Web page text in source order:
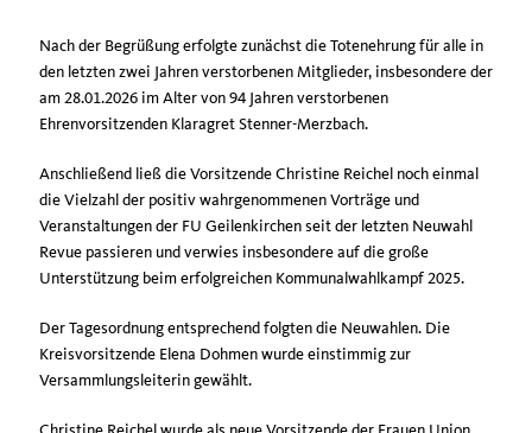
Nach der Begrüßung erfolgte zunächst die Totenehrung für alle in
den letzten zwei Jahren verstorbenen Mitglieder, insbesondere der
am 28.01.2026 im Alter von 94 Jahren verstorbenen
Ehrenvorsitzenden Klaragret Stenner-Merzbach.
Anschließend ließ die Vorsitzende Christine Reichel noch einmal
die Vielzahl der positiv wahrgenommenen Vorträge und
Veranstaltungen der FU Geilenkirchen seit der letzten Neuwahl
Revue passieren und verwies insbesondere auf die große
Unterstützung beim erfolgreichen Kommunalwahlkampf 2025.
Der Tagesordnung entsprechend folgten die Neuwahlen. Die
Kreisvorsitzende Elena Dohmen wurde einstimmig zur
Versammlungsleiterin gewählt.